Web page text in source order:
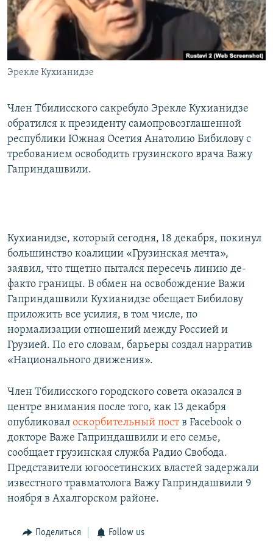
СПОРТ
МИР
БЛОГИ
ГОЛОСА
ЧИТАЕМ ПРЕССУ
АРХИВ РАДИОПРОГРАММЫ
Все сайты РСЕ/РС
Эрекле Кухианидзе
Член Тбилисского сакребуло Эрекле Кухианидзе
обратился к президенту самопровозглашенной
республики Южная Осетия Анатолию Бибилову с
требованием освободить грузинского врача Важу
Гаприндашвили.
Кухианидзе, который сегодня, 18 декабря, покинул
большинство коалиции «Грузинская мечта»,
заявил, что тщетно пытался пересечь линию де-
факто границы. В обмен на освобождение Важи
Гаприндашвили Кухианидзе обещает Бибилову
приложить все усилия, в том числе, по
нормализации отношений между Россией и
Грузией. По его словам, барьеры создал нарратив
«Национального движения».
Член Тбилисского городского совета оказался в
центре внимания после того, как 13 декабря
опубликовал оскорбительный поств Facebook о
докторе Важе Гаприндашвили и его семье,
сообщает грузинская служба Радио Свобода.
Представители югоосетинских властей задержали
известного травматолога Важу Гаприндашвили 9
ноября в Ахалгорском районе.
Поделиться Follow us